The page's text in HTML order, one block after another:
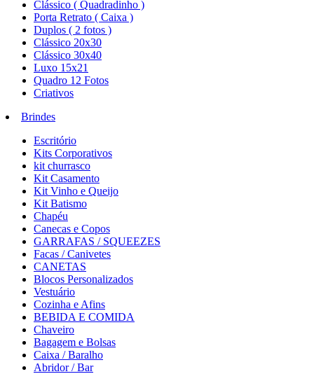
Clássico ( Quadradinho )
Porta Retrato ( Caixa )
Duplos ( 2 fotos )
Clássico 20x30
Clássico 30x40
Luxo 15x21
Quadro 12 Fotos
Criativos
Brindes
Escritório
Kits Corporativos
kit churrasco
Kit Casamento
Kit Vinho e Queijo
Kit Batismo
Chapéu
Canecas e Copos
GARRAFAS / SQUEEZES
Facas / Canivetes
CANETAS
Blocos Personalizados
Vestuário
Cozinha e Afins
BEBIDA E COMIDA
Chaveiro
Bagagem e Bolsas
Caixa / Baralho
Abridor / Bar